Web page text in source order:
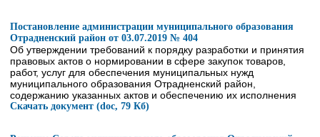
Постановление администрации муниципального образования
Отрадненский район от 03.07.2019 № 404
Об утверждении требований к порядку разработки и принятия
правовых актов о нормировании в сфере закупок товаров,
работ, услуг для обеспечения муниципальных нужд
муниципального образования Отрадненский район,
содержанию указанных актов и обеспечению их исполнения
Скачать документ (doc, 79 Кб)